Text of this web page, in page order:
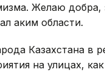
Желаю
аким области.
Казахстана в
на улицах,